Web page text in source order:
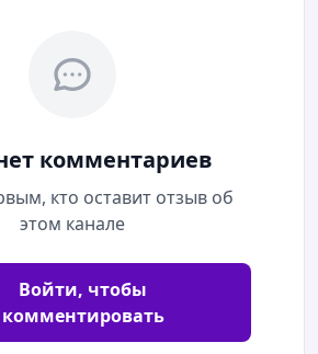
комментариев
кто оставит отзыв об
этом канале
Войти, чтобы
комментировать
в результате хлопка
По
данным, во время
сторону Казани на М7 около д.